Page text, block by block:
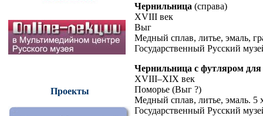
Проекты
Чернильница (справа)
XVIII век
Выг
Медный сплав, литье, эмаль,
Государственный Русский
Чернильница с футляром для
XVIII–XIX век
Поморье (Выг ?)
Медный сплав, литье, эмаль. 5
Государственный Русский